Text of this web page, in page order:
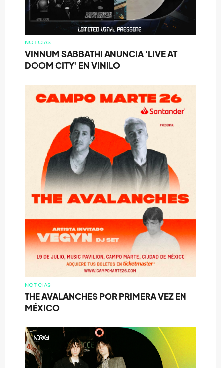
NOTICIAS
VINNUM SABBATHI ANUNCIA 'LIVE AT
DOOM CITY' EN VINILO
NOTICIAS
THE AVALANCHES POR PRIMERA VEZ EN
MÉXICO